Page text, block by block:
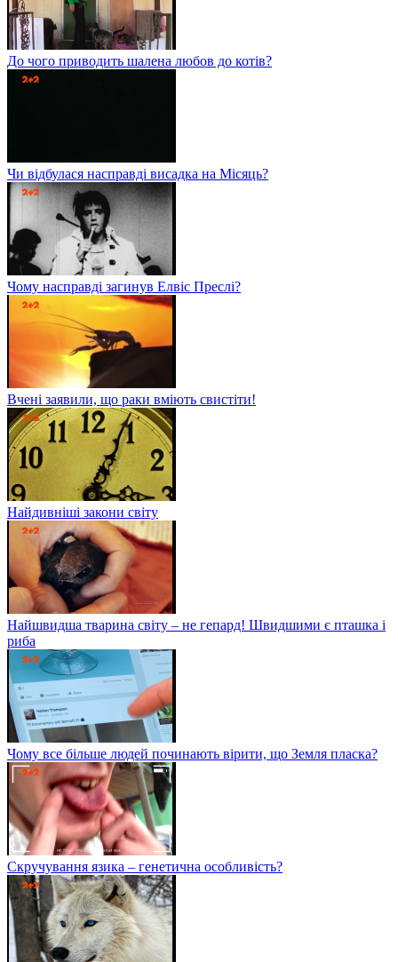
До чого приводить шалена любов до котів?
Чи відбулася насправді висадка на Місяць?
Чому насправді загинув Елвіс Преслі?
Вчені заявили, що раки вміють свистіти!
Найдивніші закони світу
Найшвидша тварина світу – не гепард! Швидшими є пташка і
риба
Чому все більше людей починають вірити, що Земля пласка?
Скручування язика – генетична особливість?